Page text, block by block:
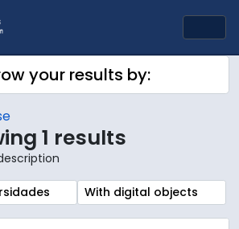
your results by:
1 results
filter: Remove filter:
With digital objects